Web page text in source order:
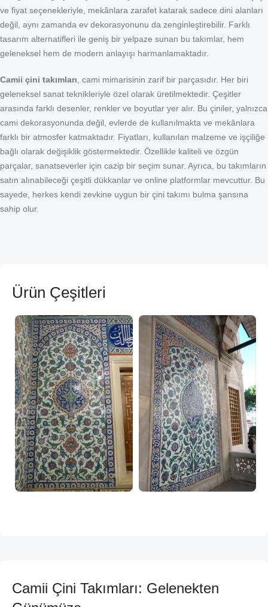
ve fiyat seçenekleriyle, mekânlara zarafet katarak sadece dini alanları
değil, aynı zamanda ev dekorasyonunu da zenginleştirebilir. Farklı
tasarım alternatifleri ile geniş bir yelpaze sunan bu takımlar, hem
geleneksel hem de modern anlayışı harmanlamaktadır.
Camii çini takımları , cami mimarisinin zarif bir parçasıdır. Her biri
geleneksel sanat teknikleriyle özel olarak üretilmektedir. Çeşitler
arasında farklı desenler, renkler ve boyutlar yer alır. Bu çiniler, yalnızca
cami dekorasyonunda değil, evlerde de kullanılmakta ve mekânlara
farklı bir atmosfer katmaktadır. Fiyatları, kullanılan malzeme ve işçiliğe
bağlı olarak değişiklik göstermektedir. Özellikle kaliteli ve özgün
parçalar, sanatseverler için cazip bir seçim sunar. Ayrıca, bu takımların
satın alınabileceği çeşitli dükkanlar ve online platformlar mevcuttur. Bu
sayede, herkes kendi zevkine uygun bir çini takımı bulma şansına
sahip olur.
Ürün Çeşitleri
Camii Çini Takımları: Gelenekten